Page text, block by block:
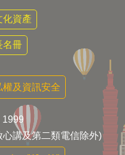
化資產
名冊
權及資訊安全
1999
講及第二類電信除外)